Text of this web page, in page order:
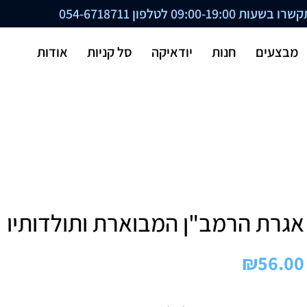
09:00-19:00 לטלפון 054-6718711
מבצעים חנות יודאיקה סל קניות אודות
אגרת הרמב"ן המבוארת ותולדותיו
₪56.00